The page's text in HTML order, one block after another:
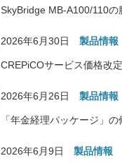
SkyBridge MB-A100/110の
2026年6月30日 製品情報
CREPiCOサービス価格改
2026年6月26日 製品情報
「年金経理パッケージ」
2026年6月9日 製品情報